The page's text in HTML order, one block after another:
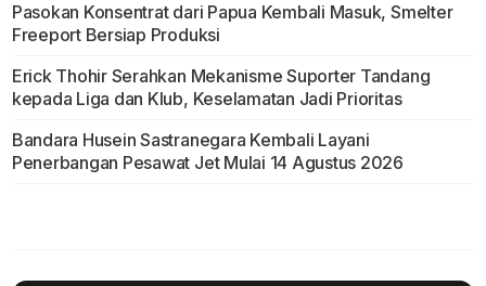
Pasokan Konsentrat dari Papua Kembali Masuk, Smelter
Freeport Bersiap Produksi
Erick Thohir Serahkan Mekanisme Suporter Tandang
kepada Liga dan Klub, Keselamatan Jadi Prioritas
Bandara Husein Sastranegara Kembali Layani
Penerbangan Pesawat Jet Mulai 14 Agustus 2026